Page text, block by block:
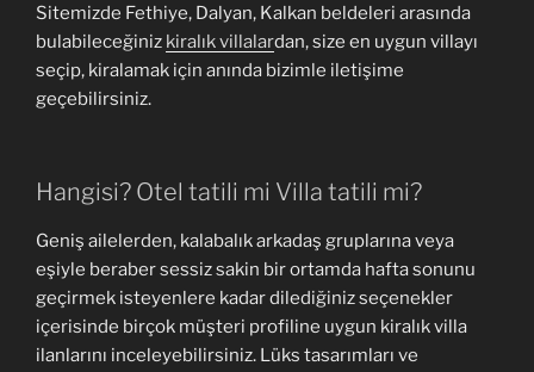
Sitemizde Fethiye, Dalyan, Kalkan beldeleri arasında
bulabileceğiniz kiralık villalardan, size en uygun villayı
seçip, kiralamak için anında bizimle iletişime
geçebilirsiniz.
Hangisi? Otel tatili mi Villa tatili mi?
Geniş ailelerden, kalabalık arkadaş gruplarına veya
eşiyle beraber sessiz sakin bir ortamda hafta sonunu
geçirmek isteyenlere kadar dilediğiniz seçenekler
içerisinde birçok müşteri profiline uygun kiralık villa
ilanlarını inceleyebilirsiniz. Lüks tasarımları ve